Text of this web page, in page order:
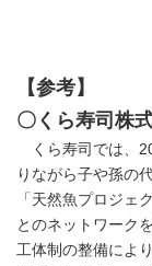
【参考】
〇 くら寿司株
くら寿司では、
りながら子や孫の
「天然魚プロジェ
とのネットワーク
工体制の整備によ